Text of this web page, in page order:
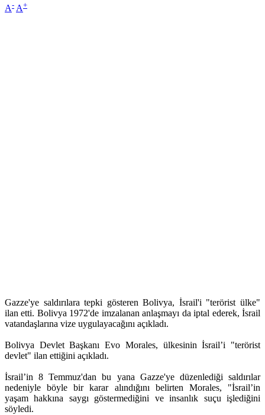
A- A+
Gazze'ye saldırılara tepki gösteren Bolivya, İsrail'i "terörist ülke"
ilan etti. Bolivya 1972'de imzalanan anlaşmayı da iptal ederek, İsrail
vatandaşlarına vize uygulayacağını açıkladı.
Bolivya Devlet Başkanı Evo Morales, ülkesinin İsrail’i "terörist
devlet" ilan ettiğini açıkladı.
İsrail’in 8 Temmuz'dan bu yana Gazze'ye düzenlediği saldırılar
nedeniyle böyle bir karar alındığını belirten Morales, "İsrail’in
yaşam hakkına saygı göstermediğini ve insanlık suçu işlediğini
söyledi.